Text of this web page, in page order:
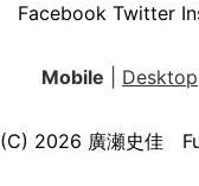
Facebook Twitter
Mobile Desktop
(C) 2026 廣瀬史佳